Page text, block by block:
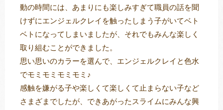
トレキング DIDIM
動の時間には、あまりにも楽しみすぎて職員の話を聞
けずにエンジェルクレイを触ったしまう子がいてベト
ベトになってしまいましたが、それでもみんな楽しく
取り組むことができました。
思い思いのカラーを選んで、エンジェルクレイと色水
でモミモミモミモミ♪
感触を嫌がる子や楽しくて楽しくて止まらない子など
さまざまでしたが、できあがったスライムにみんな興